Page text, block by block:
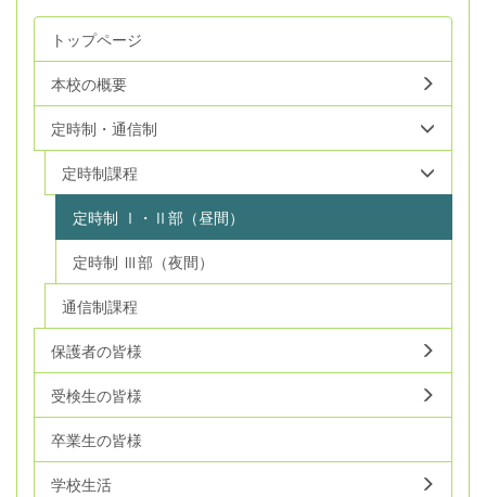
トップページ
本校の概要
定時制・通信制
定時制課程
定時制 Ⅰ・Ⅱ部（昼間）
定時制 Ⅲ部（夜間）
通信制課程
保護者の皆様
受検生の皆様
卒業生の皆様
学校生活